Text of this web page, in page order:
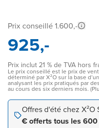
Prix conseillé 1.600,-
925,-
Prix inclut 21 % de TVA hors
Le prix conseillé est le prix de
déterminé par X²O sur la base
analysant les prix pratiqués par
au cours des six derniers mois.
Offres d'été chez X²O
€ offerts tous les